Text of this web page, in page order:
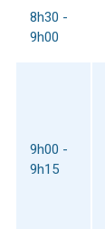
8h30 -
9h00
9h00 -
9h15